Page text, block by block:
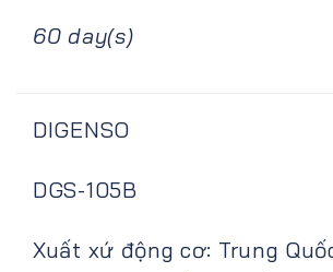
60 day(s)
DIGENSO
DGS-105B
Xuất xứ động cơ: Trung